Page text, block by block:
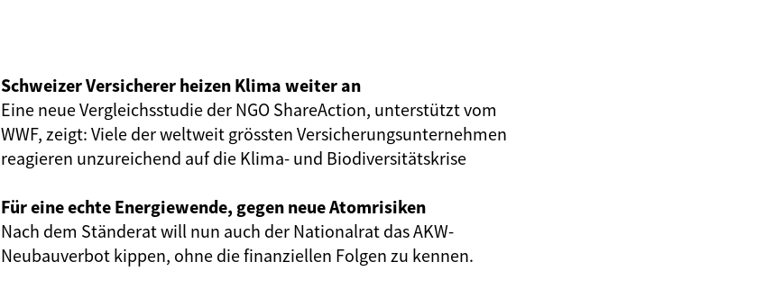
Schweizer Versicherer heizen Klima weiter an
Eine neue Vergleichsstudie der NGO ShareAction, unterstützt vom
WWF, zeigt: Viele der weltweit grössten Versicherungsunternehmen
reagieren unzureichend auf die Klima- und Biodiversitätskrise
Für eine echte Energiewende, gegen neue Atomrisiken
Nach dem Ständerat will nun auch der Nationalrat das AKW-
Neubauverbot kippen, ohne die finanziellen Folgen zu kennen.